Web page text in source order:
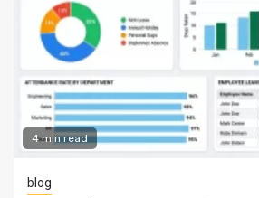
4 min read
blog